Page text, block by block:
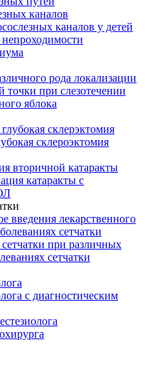
каналов
каналов у детей
рода локализации
точки при слезотечении
яблока
склерэктомия
склероэктомия
вторичной катаракты
катаракты с
введения лекарственного
сетчатки
сетчатки при различных
сетчатки
с диагностическим